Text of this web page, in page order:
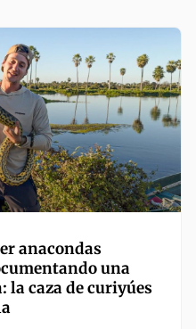
anacondas
una
la caza de curiyúes